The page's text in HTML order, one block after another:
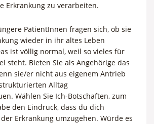
Erkrankung zu verarbeiten.
PatientInnen fragen sich, ob sie
wieder in ihr altes Leben
ist völlig normal, weil so vieles für
steht. Bieten Sie als Angehörige das
sie/er nicht aus eigenem Antrieb
Alltag
Wählen Sie Ich-Botschaften, zum
den Eindruck, dass du dich
Erkrankung umzugehen. Würde es